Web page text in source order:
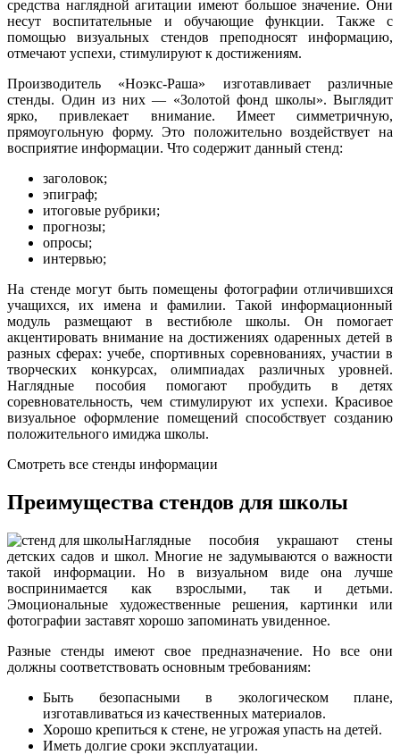
средства наглядной агитации имеют большое значение. Они
несут воспитательные и обучающие функции. Также с
помощью визуальных стендов преподносят информацию,
отмечают успехи, стимулируют к достижениям.
Производитель «Ноэкс-Раша» изготавливает различные
стенды. Один из них — «Золотой фонд школы». Выглядит
ярко, привлекает внимание. Имеет симметричную,
прямоугольную форму. Это положительно воздействует на
восприятие информации. Что содержит данный стенд:
заголовок;
эпиграф;
итоговые рубрики;
прогнозы;
опросы;
интервью;
На стенде могут быть помещены фотографии отличившихся
учащихся, их имена и фамилии. Такой информационный
модуль размещают в вестибюле школы. Он помогает
акцентировать внимание на достижениях одаренных детей в
разных сферах: учебе, спортивных соревнованиях, участии в
творческих конкурсах, олимпиадах различных уровней.
Наглядные пособия помогают пробудить в детях
соревновательность, чем стимулируют их успехи. Красивое
визуальное оформление помещений способствует созданию
положительного имиджа школы.
Смотреть все стенды информации
Преимущества стендов для школы
Наглядные пособия украшают стены
детских садов и школ. Многие не задумываются о важности
такой информации. Но в визуальном виде она лучше
воспринимается как взрослыми, так и детьми.
Эмоциональные художественные решения, картинки или
фотографии заставят хорошо запоминать увиденное.
Разные стенды имеют свое предназначение. Но все они
должны соответствовать основным требованиям:
Быть безопасными в экологическом плане,
изготавливаться из качественных материалов.
Хорошо крепиться к стене, не угрожая упасть на детей.
Иметь долгие сроки эксплуатации.